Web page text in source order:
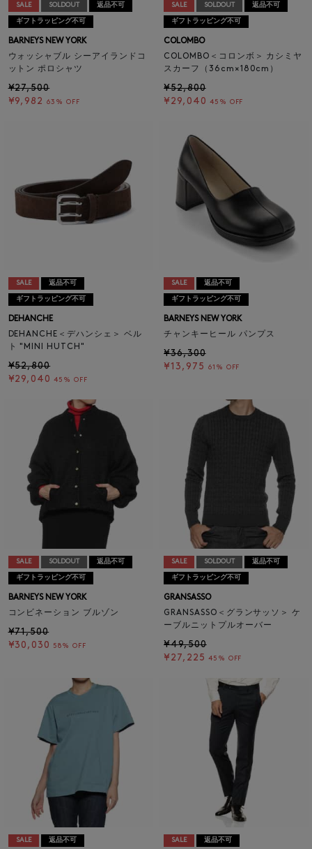
SALE SOLDOUT 返品不可
ギフトラッピング不可
BARNEYS NEW YORK
ウォッシャブル シーアイランドコ
ットン ポロシャツ
¥27,500
¥9,982
63% OFF
SALE SOLDOUT 返品不可
ギフトラッピング不可
COLOMBO
COLOMBO＜コロンボ＞ カシミヤ
スカーフ（36cm×180cm）
¥52,800
¥29,040 45% OFF
SALE 返品不可
ギフトラッピング不可
DEHANCHE
DEHANCHE＜デハンシェ＞ ベル
ト "MINI HUTCH"
¥52,800
¥29,040 45% OFF
SALE 返品不可
ギフトラッピング不可
BARNEYS NEW YORK
チャンキーヒール パンプス
¥36,300
¥13,975
61% OFF
SALE SOLDOUT 返品不可
ギフトラッピング不可
BARNEYS NEW YORK
コンビネーション ブルゾン
¥71,500
¥30,030
58% OFF
SALE SOLDOUT 返品不可
ギフトラッピング不可
GRANSASSO
GRANSASSO＜グランサッソ＞ ケ
ーブルニットプルオーバー
¥49,500
¥27,225 45% OFF
SALE 返品不可 SALE 返品不可